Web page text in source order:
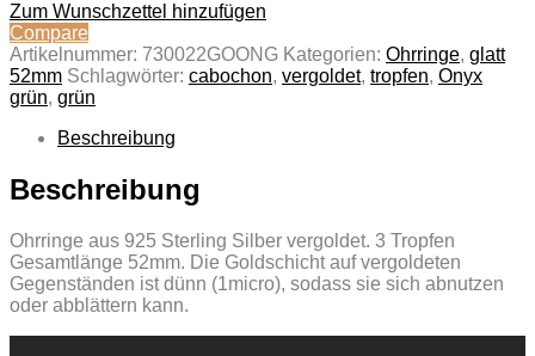
Zum Wunschzettel hinzufügen
Compare
Artikelnummer: 730022GOONG Kategorien: Ohrringe, glatt
52mm Schlagwörter: cabochon, vergoldet, tropfen, Onyx
grün, grün
Beschreibung
Beschreibung
Ohrringe aus 925 Sterling Silber vergoldet. 3 Tropfen
Gesamtlänge 52mm. Die Goldschicht auf vergoldeten
Gegenständen ist dünn (1micro), sodass sie sich abnutzen
oder abblättern kann.